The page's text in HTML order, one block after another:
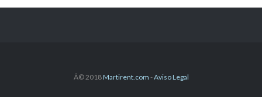
Â© 2018Martirent.com -Aviso Legal